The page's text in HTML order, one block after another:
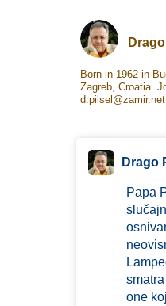
Born in 1962 in
Zagreb, Croatia.
d.pilsel@zamir.net
Drago
Papa
one